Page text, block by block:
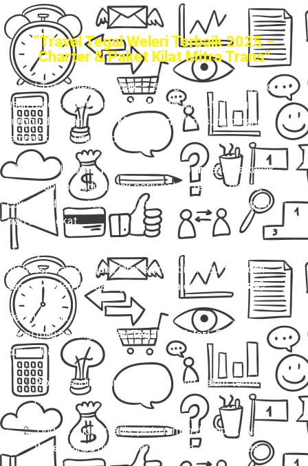
"Travel Tegal Weleri Terbaik 2025 –
Charter & Paket Kilat Mitra Trans"
Travel Tegal-Weleri terbaik– 🚪✨ Bayangin deh, nggak
usah repot-repot cari pool atau titik jemput. Tinggal
tunggu di rumah, driverMitra Trans
langsung datang
jemput kamu. Praktis banget kan?
🙌 Dengan layananTravel Door to Door, rasanya kayak
punya sopir pribadi. Nggak perlu keluar tenaga ekstra,
cukup duduk santai, barang bawaan aman, kamu tinggal
siap berangkat.
🎶 Perjalanan pun jadi lebih asik! Mau rebahan, scroll
medsos, atau dengerin lagu, semua bisa. Tau-tau udah
sampai Weleri dengan nyaman tanpa drama ribet. 🚐💨
Bayangin gini:
Kamu mau berangkat dariTegal ke Weleri.Pilihannya
cuma dua:
Ribet sendiri nyari kendaraan yang belum tentu
nyaman.
Tinggal duduk manis, pintu rumah dijemput, nyampe
Weleri tanpa pusing, barang aman, ongkos jelas.